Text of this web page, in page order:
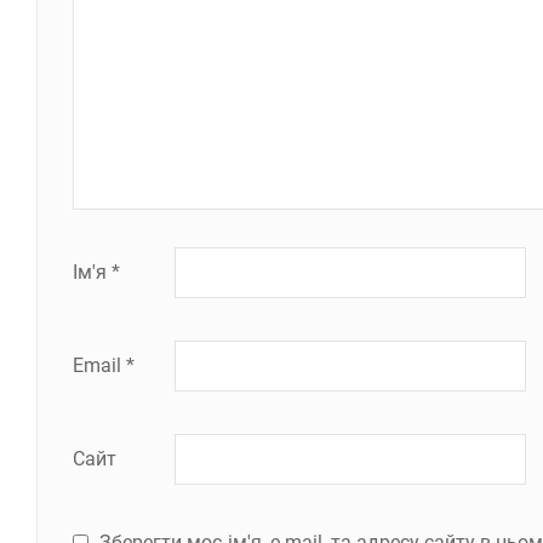
Ім'я *
Email *
Сайт